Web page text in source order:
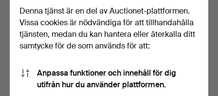
BORD. Perstorpsskiva.
1960/70-tal.
SALONGSBORD, nyrokoko,
1800-talets slut.
9 dagar
Denna tjänst är en del av Auctionet-plattformen.
Vissa cookies är nödvändiga för att tillhandahålla
tjänsten, medan du kan hantera eller återkalla ditt
samtycke för de som används för att:
Anpassa funktioner och innehåll för dig
utifrån hur du använder plattformen.